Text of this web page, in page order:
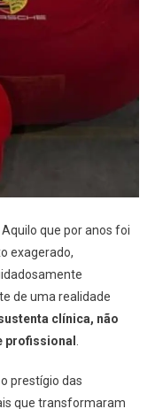
que por anos foi
exagerado,
de uma realidade
clínica, não
profissional .
prestígio das
que transformaram